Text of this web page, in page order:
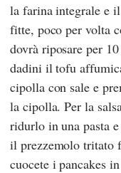
la farina integrale e
fitte, poco per volta
dovrà riposare per
dadini il tofu
cipolla con sale e
la cipolla. Per la
ridurlo in una pasta
il prezzemolo tritato
cuocete i pancakes